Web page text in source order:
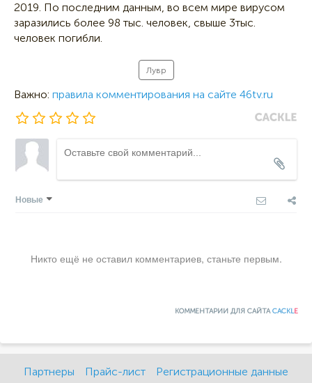
2019. По последним данным, во всем мире вирусом
заразились более 98 тыс. человек, свыше 3 тыс.
человек погибли.
Лувр
Важно: правила комментирования на сайте 46tv.ru
Новые
Никто ещё не оставил комментариев, станьте первым.
КОММЕНТАРИИ ДЛЯ САЙТАCACKLE
Партнеры Прайс-лист Регистрационные данные